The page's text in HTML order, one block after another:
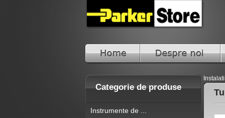
Categorie de produse
Instrumente de ...